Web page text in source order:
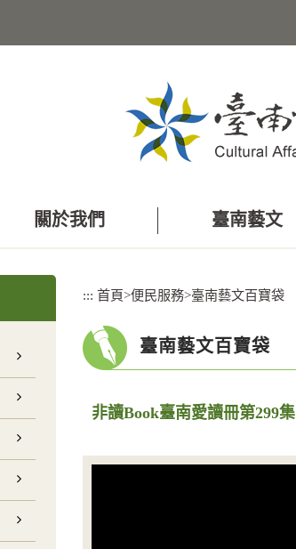
關於我們 臺南藝文
::: 首頁>便民服務>臺南藝文百寶袋
臺南藝文百寶袋
非讀Book臺南愛讀冊第299集